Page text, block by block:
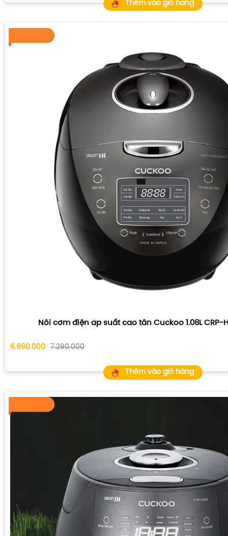
Thêm vào giỏ hàng
Nồi cơm điện áp suất cao tần Cuckoo 1.08L CRP-
6.990.000 7.290.000
Thêm vào giỏ hàng